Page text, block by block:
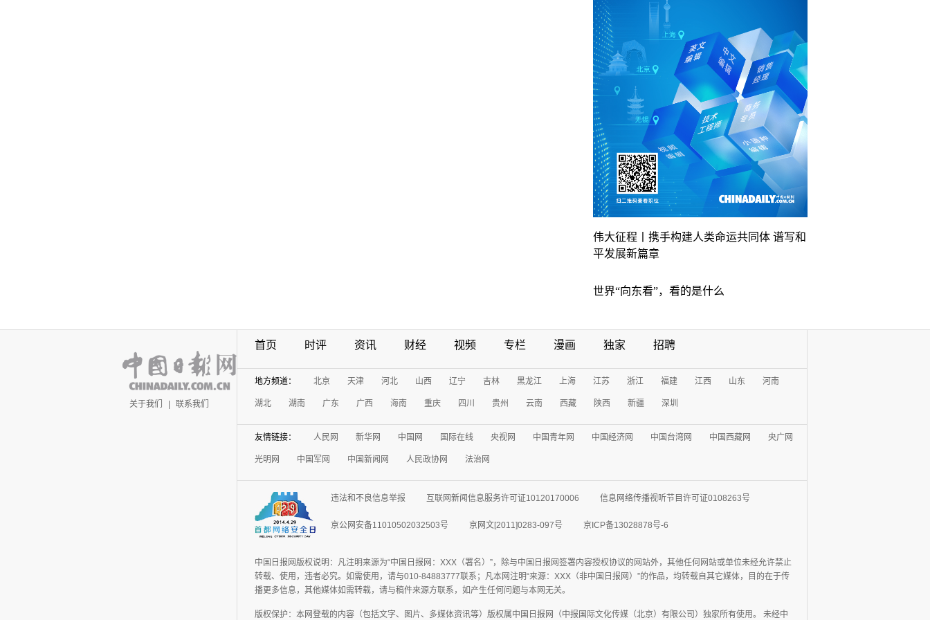
伟大征程丨携手构建人类命运共同体 谱写和
平发展新篇章
世界“向东看”，看的是什么
关于我们 联系我们
首页 时评 资讯 财经 视频 专栏 漫画 独家 招聘
地方频道： 北京 天津 河北 山西 辽宁 吉林 黑龙江 上海 江苏 浙江 福建 江西 山东 河南
湖北 湖南 广东 广西 海南 重庆 四川 贵州 云南 西藏 陕西 新疆 深圳
友情链接： 人民网 新华网 中国网 国际在线 央视网 中国青年网 中国经济网 中国台湾网 中国西藏网 央广网
光明网 中国军网 中国新闻网 人民政协网 法治网
违法和不良信息举报 互联网新闻信息服务许可证10120170006 信息网络传播视听节目许可证0108263号
京公网安备11010502032503号 京网文[2011]0283-097号 京ICP备13028878号-6
中国日报网版权说明：凡注明来源为“中国日报网：XXX（署名）”，除与中国日报网签署内容授权协议的网站外，其他任何网站或单位未经允许禁止
转载、使用，违者必究。如需使用，请与010-84883777联系；凡本网注明“来源：XXX（非中国日报网）”的作品，均转载自其它媒体，目的在于传
播更多信息，其他媒体如需转载，请与稿件来源方联系，如产生任何问题与本网无关。
版权保护：本网登载的内容（包括文字、图片、多媒体资讯等）版权属中国日报网（中报国际文化传媒（北京）有限公司）独家所有使用。 未经中